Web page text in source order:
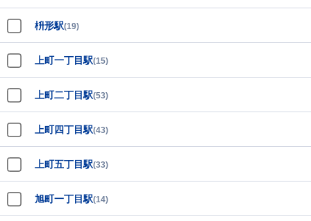
枡形駅(19)
上町一丁目駅(15)
上町二丁目駅(53)
上町四丁目駅(43)
上町五丁目駅(33)
旭町一丁目駅(14)